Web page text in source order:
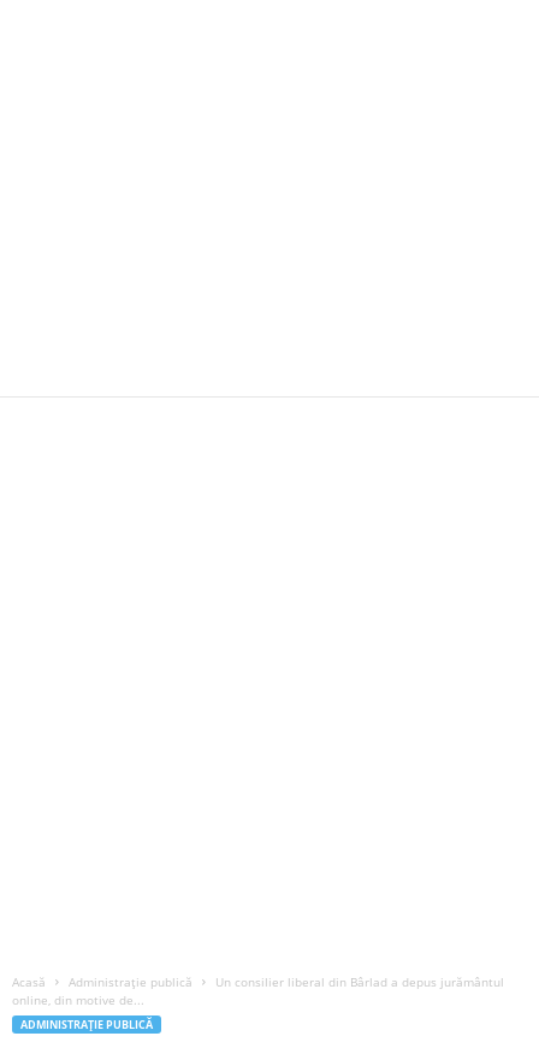
Acasă Administrație publică
Un consilier liberal din Bârlad a depus jurământul
online, din motive de...
ADMINISTRAȚIE PUBLICĂ